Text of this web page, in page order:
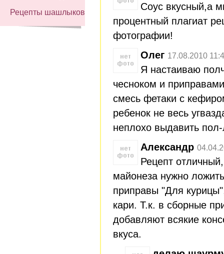
Рецепты шашлыков
Соус вкусный,а
процентный плагиат
фотографии!
Олег 17.08.2010
Я настаиваю
чесноком и
смесь фетаки с
ребенок не весь
неплохо выдавить
Александр
Рецепт
майонеза нужно
приправы "Для
кари. Т.к. в сборные
добавляют всякие
вкуса.